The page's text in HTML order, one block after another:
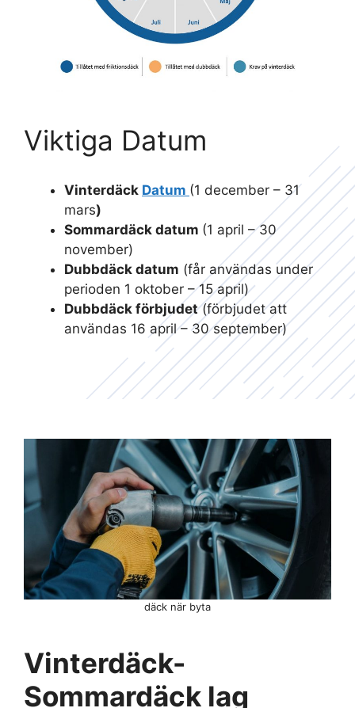
Viktiga Datum
Vinterdäck Datum (1 december – 31
mars)
Sommardäck datum (1 april – 30
november)
Dubbdäck datum (får användas under
perioden 1 oktober – 15 april)
Dubbdäck förbjudet(förbjudet att
användas 16 april – 30 september)
däck när byta
Vinterdäck-
Sommardäck lag